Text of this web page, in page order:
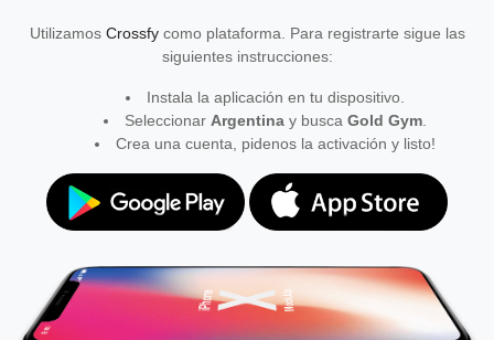
Utilizamos Crossfycomo plataforma. Para registrarte sigue las
siguientes instrucciones:
Instala la aplicación en tu dispositivo.
Seleccionar Argentinay busca Gold Gym.
Crea una cuenta, pidenos la activación y listo!